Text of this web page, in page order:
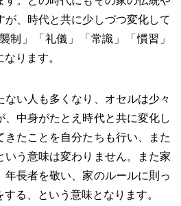
が、時代と共に少しづつ変化して
制」「礼儀」「常識」「慣習」
ります。
い人も多くなり、オセルは少々
、中身がたとえ時代と共に変化し
きたことを自分たちも行い、また
いう意味は変わりません。また家
年長者を敬い、家のルールに則っ
る、という意味となります。